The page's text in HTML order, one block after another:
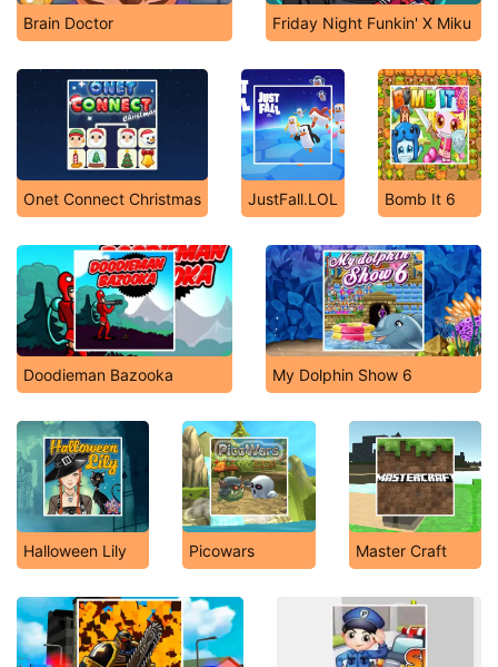
Brain Doctor Friday Night Funkin' X Miku
Onet Connect Christmas JustFall.LOL Bomb It 6
Doodieman Bazooka My Dolphin Show 6
Halloween Lily Picowars Master Craft